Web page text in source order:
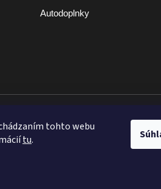
tohto webu
tu.
Autodoplnky
produktoch Doručenie zdarma nad